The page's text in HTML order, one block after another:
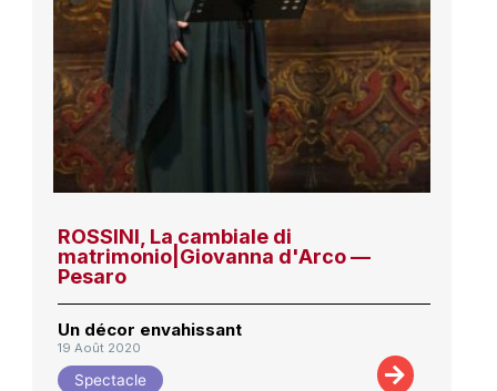
ROSSINI, La cambiale di
matrimonio|Giovanna d'Arco —
Pesaro
Un décor envahissant
19 Août 2020
Spectacle